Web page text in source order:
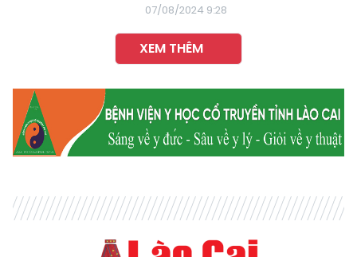
07/08/2024 9:28
XEM THÊM